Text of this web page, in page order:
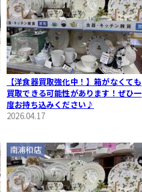
【洋食器買取強化中！】箱がなくても
買取できる可能性があります！ぜひ一
度お持ち込みください♪
2026.04.17
南浦和店